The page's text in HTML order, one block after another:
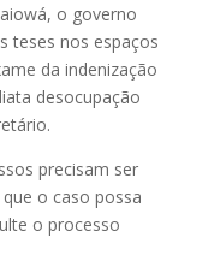
o governo
teses nos espaços
da indenização
desocupação
precisam ser
o caso possa
o processo